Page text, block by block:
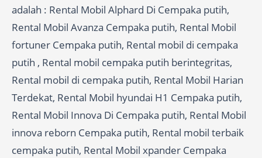
adalah : Rental Mobil Alphard Di Cempaka putih,
Rental Mobil Avanza Cempaka putih, Rental Mobil
fortuner Cempaka putih, Rental mobil di cempaka
putih , Rental mobil cempaka putih berintegritas,
Rental mobil di cempaka putih, Rental Mobil Harian
Terdekat, Rental Mobil hyundai H1 Cempaka putih,
Rental Mobil Innova Di Cempaka putih, Rental Mobil
innova reborn Cempaka putih, Rental mobil terbaik
cempaka putih, Rental Mobil xpander Cempaka